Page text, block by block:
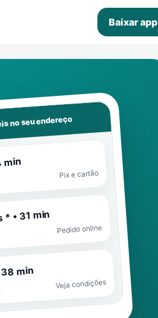
Baixar app
no seu endereço
min
Pix e cartão
• 31 min
Pedido online
min
Veja condições